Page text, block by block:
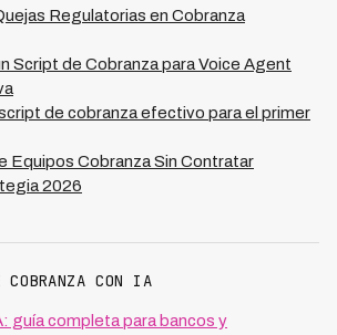
se mantiene la operación eficiente y
Regulatorias en Cobranza
Script de Cobranza para Voice Agent
de cobranza efectivo para el primer
Equipos Cobranza Sin Contratar
2026
COBRANZA CON IA
guía completa para bancos y